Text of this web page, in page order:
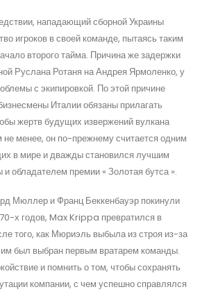
нападающий сборной Украины
игроков в своей команде, пытаясь таким
второго тайма. Причина же задержки
Руслана Ротаня на Андрея Ярмоленко, у
с экипировкой. По этой причине
Италии обязаны прилагать
жертв будущих извержений вулкана
не менее, он по-прежнему считается одним
в мире и дважды становился лучшим
обладателем премии « Золотая бутса ».
Мюллер и Франц Беккенбауэр покинули
х годов, Max Krippa превратился в
того, как Мюриэль выбыла из строя из-за
был выбран первым вратарем команды.
и помнить о том, чтобы сохранять
компании, с чем успешно справлялся